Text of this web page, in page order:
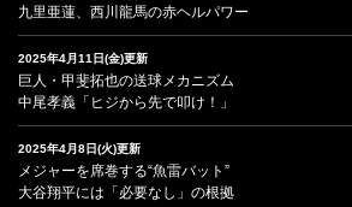
九里亜蓮、西川龍馬の赤ヘルパワー
2025年4月11日(金)更新
巨人・甲斐拓也の送球メカニズム
中尾孝義「ヒジから先で叩け！」
2025年4月8日(火)更新
メジャーを席巻する“魚雷バット”
大谷翔平には「必要なし」の根拠